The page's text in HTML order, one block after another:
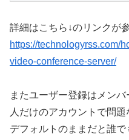
詳細はこちら↓のリンクが
https://technologyrss.com/
video-conference-server/
またユーザー登録はメン
人だけのアカウントで問題
デフォルトのままだと誰